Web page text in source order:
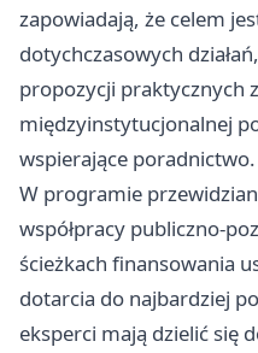
zapowiadają, że celem
dotychczasowych
propozycji praktycznych
międzyinstytucjonalnej
wspierające poradnictwo.
W programie
współpracy publiczno-
ścieżkach finansowania
dotarcia do najbardziej
eksperci mają dzielić się